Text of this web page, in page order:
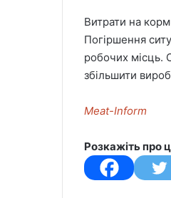
Витрати на
Погіршення
робочих місць.
збільшити
Meat-Inform
Розкажіть про